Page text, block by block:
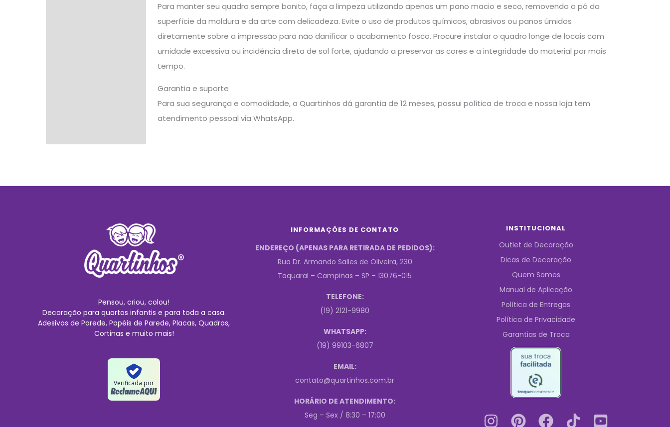
Para manter seu quadro sempre bonito, faça a limpeza utilizando apenas um pano macio e seco, removendo o pó da
superfície da moldura e da arte com delicadeza. Evite o uso de produtos químicos, abrasivos ou panos úmidos
diretamente sobre a impressão para não danificar o acabamento fosco. Procure instalar o quadro longe de locais com
umidade excessiva ou incidência direta de sol forte, ajudando a preservar as cores e a integridade do material por mais
tempo.
Garantia e suporte
Para sua segurança e comodidade, a Quartinhos dá garantia de 12 meses, possui política de troca e nossa loja tem
atendimento pessoal via WhatsApp.
Pensou, criou, colou!
Decoração para quartos infantis e para toda a casa.
Adesivos de Parede, Papéis de Parede, Placas, Quadros,
Cortinas e muito mais!
Verificada por
INFORMAÇÕES DE CONTATO
ENDEREÇO (APENAS PARA RETIRADA DE PEDIDOS):
Rua Dr. Armando Salles de Oliveira, 230
Taquaral – Campinas – SP – 13076-015
TELEFONE:
(19) 2121-9980
WHATSAPP:
(19) 99103-6807
EMAIL:
contato@quartinhos.com.br
HORÁRIO DE ATENDIMENTO:
Seg – Sex / 8:30 – 17:00
INSTITUCIONAL
Outlet de Decoração
Dicas de Decoração
Quem Somos
Manual de Aplicação
Política de Entregas
Política de Privacidade
Garantias de Troca